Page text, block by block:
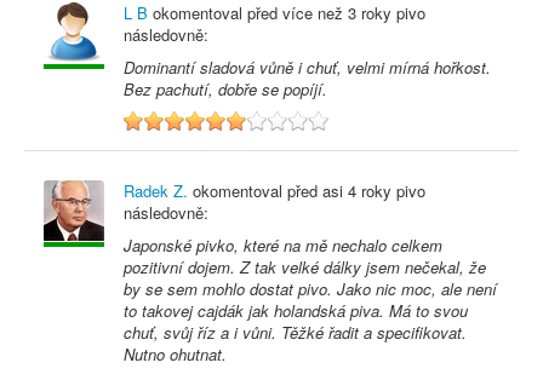
L B okomentoval před více než 3 roky pivo
následovně:
Dominantí sladová vůně i chuť, velmi mírná hořkost.
Bez pachutí, dobře se popíjí.
6
Radek Z. okomentoval před asi 4 roky pivo
následovně:
Japonské pivko, které na mě nechalo celkem
pozitivní dojem. Z tak velké dálky jsem nečekal, že
by se sem mohlo dostat pivo. Jako nic moc, ale není
to takovej cajdák jak holandská piva. Má to svou
chuť, svůj říz a i vůni. Těžké řadit a specifikovat.
Nutno ohutnat.